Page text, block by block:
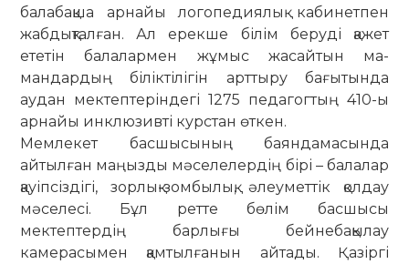
балабақша арнайы логопедиялық кабинетпен
жаб­дықталған. Ал ерекше білім беруді қажет
ететін балалармен жұмыс жасайтын ма­
мандардың біліктілігін арттыру бағытында
аудан мектептеріндегі 1275 педагогтың 410-ы
арнайы инклюзивті курстан өткен.
Мемлекет басшысының баяндамасында
айтылған маңызды мәселелердің бірі – балалар
қауіпсіздігі, зорлық-зомбылық, әлеу­­меттік қолдау
мәселесі. Бұл ретте бөлім басшысы
мектептердің барлығы бейне­бақылау
камерасымен қамтылғанын айтады. Қазіргі